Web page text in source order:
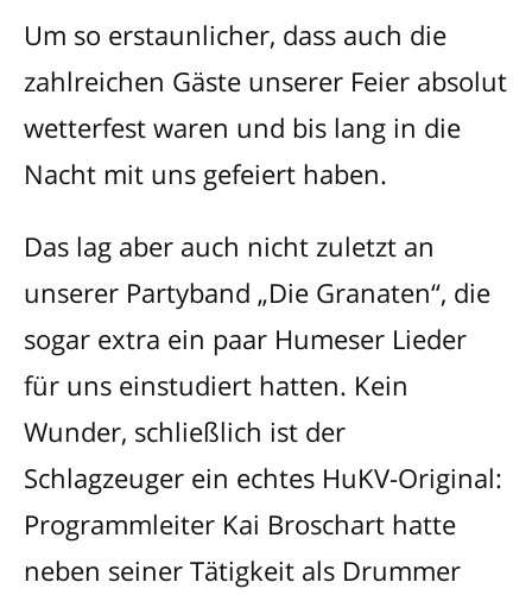
Um so erstaunlicher, dass auch die
zahlreichen Gäste unserer Feier absolut
wetterfest waren und bis lang in die
Nacht mit uns gefeiert haben.
Das lag aber auch nicht zuletzt an
unserer Partyband „Die Granaten“, die
sogar extra ein paar Humeser Lieder
für uns einstudiert hatten. Kein
Wunder, schließlich ist der
Schlagzeuger ein echtes HuKV-Original:
Programmleiter Kai Broschart hatte
neben seiner Tätigkeit als Drummer